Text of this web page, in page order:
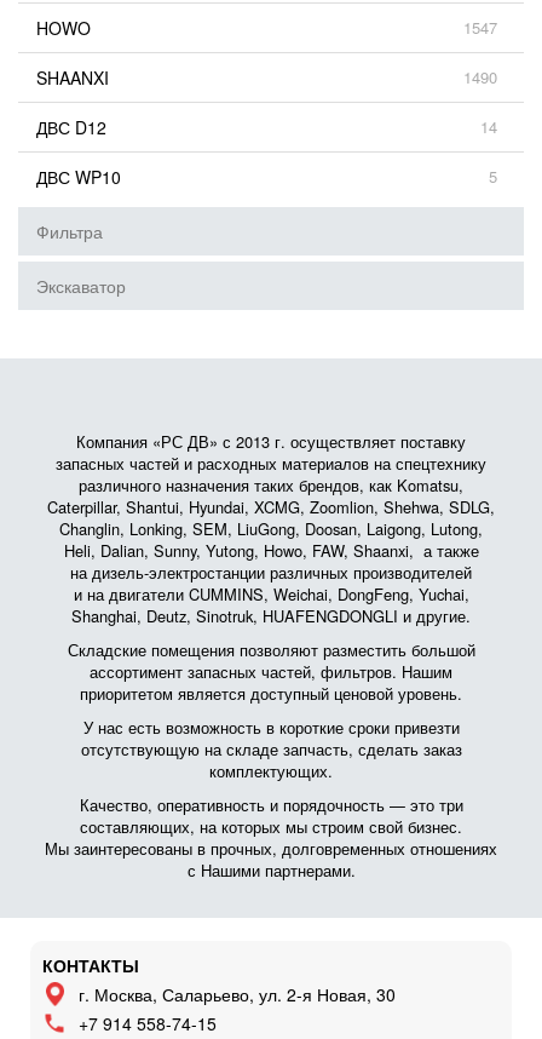
HOWO 1547
SHAANXI 1490
ДВС D12 14
ДВС WP10 5
Фильтра
Экскаватор
Компания «РС ДВ» с 2013 г. осуществляет поставку
запасных частей и расходных материалов на спецтехнику
различного назначения таких брендов, как Komatsu,
Caterpillar, Shantui, Hyundai, XCMG, Zoomlion, Shehwa, SDLG,
Changlin, Lonking, SEM, LiuGong, Doosan, Laigong, Lutong,
Heli, Dalian, Sunny, Yutong, Howo, FAW, Shaanxi, а также
на дизель-электростанции различных производителей
и на двигатели CUMMINS, Weichai, DongFeng, Yuchai,
Shanghai, Deutz, Sinotruk, HUAFENGDONGLI и другие.
Складские помещения позволяют разместить большой
ассортимент запасных частей, фильтров. Нашим
приоритетом является доступный ценовой уровень.
У нас есть возможность в короткие сроки привезти
отсутствующую на складе запчасть, сделать заказ
комплектующих.
Качество, оперативность и порядочность — это три
составляющих, на которых мы строим свой бизнес.
Мы заинтересованы в прочных, долговременных отношениях
с Нашими партнерами.
КОНТАКТЫ
г. Москва, Саларьево, ул. 2-я Новая, 30
+7 914 558-74-15